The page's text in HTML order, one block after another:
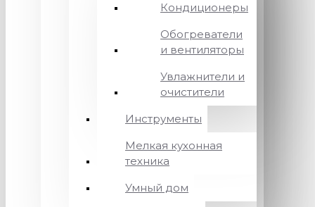
Кондиционеры
Обогреватели
и вентиляторы
Увлажнители и
очистители
Инструменты
Мелкая кухонная
техника
Умный дом